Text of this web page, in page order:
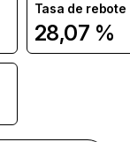
Tasa de rebote
28,07 %